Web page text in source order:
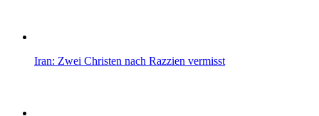
Iran: Zwei Christen nach Razzien vermisst